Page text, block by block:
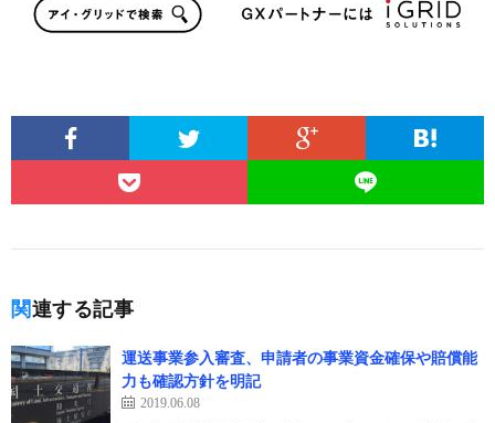
関連する記事
運送事業参入審査、申請者の事業資金確保や賠償能
力も確認方針を明記
2019.06.08